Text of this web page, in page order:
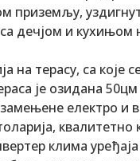
приземљу,
дечјом и кухињом
на терасу, са
је озидана
електро и
квалитетно
клима уређаја